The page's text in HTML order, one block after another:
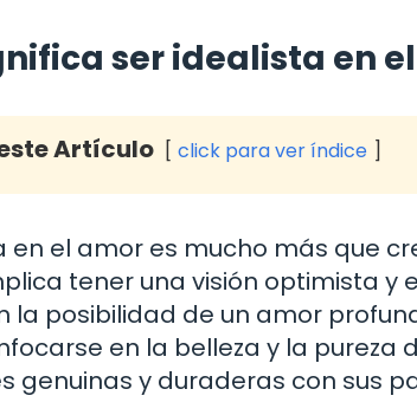
ser idealista en
Artículo click para ver índice
en el amor es mucho más que
tener una visión optimista y
la posibilidad de un amor
en la belleza y la pureza
genuinas y duraderas con sus